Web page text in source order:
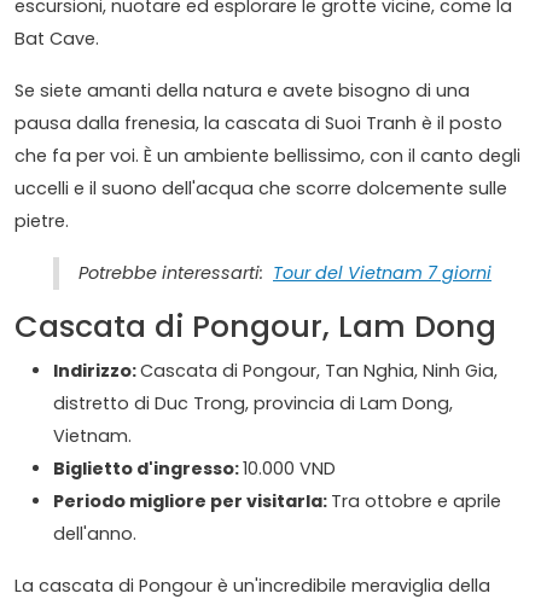
escursioni, nuotare ed esplorare le grotte vicine, come la
Bat Cave.
Se siete amanti della natura e avete bisogno di una
pausa dalla frenesia, la cascata di Suoi Tranh è il posto
che fa per voi. È un ambiente bellissimo, con il canto degli
uccelli e il suono dell'acqua che scorre dolcemente sulle
pietre.
Potrebbe interessarti: Tour del Vietnam 7 giorni
Cascata di Pongour, Lam Dong
Indirizzo:Cascata di Pongour, Tan Nghia, Ninh Gia,
distretto di Duc Trong, provincia di Lam Dong,
Vietnam.
Biglietto d'ingresso:10.000 VND
Periodo migliore per visitarla: Tra ottobre e aprile
dell'anno.
La cascata di Pongour è un'incredibile meraviglia della